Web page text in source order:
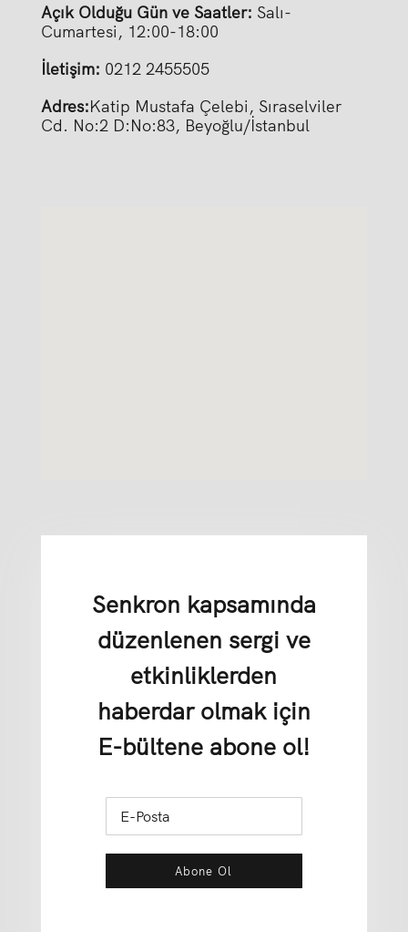
Açık Olduğu Gün ve Saatler: Salı-
Cumartesi, 12:00-18:00
İletişim: 0212 2455505
Adres:Katip Mustafa Çelebi, Sıraselviler
Cd. No:2 D:No:83, Beyoğlu/İstanbul
Senkron kapsamında
düzenlenen sergi ve
etkinliklerden
haberdar olmak için
E-bültene abone ol!
Abone Ol